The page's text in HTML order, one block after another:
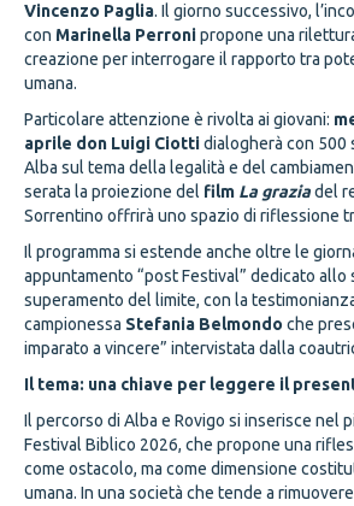
Vincenzo Paglia. Il giorno successivo,
con Marinella Perronipropone una
creazione per interrogare il rapporto tra
umana.
Particolare attenzione è rivolta ai giovani:
aprile don Luigi Ciottidialogherà con 500
Alba sul tema della legalità e del
serata la proiezione del film La graziadel
Sorrentino offrirà uno spazio di riflessione
Il programma si estende anche oltre le
appuntamento “post Festival” dedicato allo
superamento del limite, con la
campionessa Stefania Belmondo che
imparato a vincere” intervistata dalla
Il tema: una chiave per leggere il
Il percorso di Alba e Rovigo si inserisce nel
Festival Biblico 2026, che propone una
come ostacolo, ma come dimensione
umana. In una società che tende a